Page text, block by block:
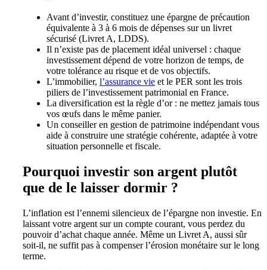
Avant d’investir, constituez une épargne de précaution
équivalente à 3 à 6 mois de dépenses sur un livret
sécurisé (Livret A, LDDS).
Il n’existe pas de placement idéal universel : chaque
investissement dépend de votre horizon de temps, de
votre tolérance au risque et de vos objectifs.
L’immobilier, l’assurance vie et le PER sont les trois
piliers de l’investissement patrimonial en France.
La diversification est la règle d’or : ne mettez jamais tous
vos œufs dans le même panier.
Un conseiller en gestion de patrimoine indépendant vous
aide à construire une stratégie cohérente, adaptée à votre
situation personnelle et fiscale.
Pourquoi investir son argent plutôt
que de le laisser dormir ?
L’inflation est l’ennemi silencieux de l’épargne non investie. En
laissant votre argent sur un compte courant, vous perdez du
pouvoir d’achat chaque année. Même un Livret A, aussi sûr
soit-il, ne suffit pas à compenser l’érosion monétaire sur le long
terme.